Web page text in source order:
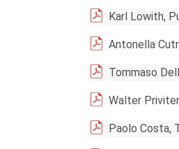
Karl Lowith,
Antonella
Tommaso
Walter
Paolo Costa,